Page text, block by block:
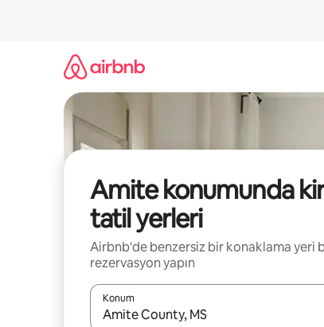
Amite konumunda
tatil yerleri
Airbnb'de benzersiz bir konaklama yeri
rezervasyon yapın
Konum
Sonuçlar kullanılabilir olduğunda yukarı ve